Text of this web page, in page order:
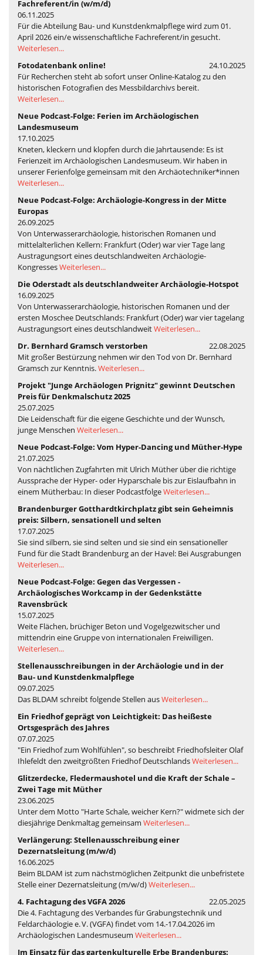
Fachreferent/in (w/m/d)
06.11.2025
Für die Abteilung Bau- und Kunstdenkmalpflege wird zum 01.
April 2026 ein/e wissenschaftliche Fachreferent/in gesucht.
Weiterlesen...
Fotodatenbank online!
24.10.2025
Für Recherchen steht ab sofort unser Online-Katalog zu den
historischen Fotografien des Messbildarchivs bereit.
Weiterlesen...
Neue Podcast-Folge: Ferien im Archäologischen
Landesmuseum
17.10.2025
Kneten, kleckern und klopfen durch die Jahrtausende: Es ist
Ferienzeit im Archäologischen Landesmuseum. Wir haben in
unserer Ferienfolge gemeinsam mit den Archäotechniker*innen
Weiterlesen...
Neue Podcast-Folge: Archäologie-Kongress in der Mitte
Europas
26.09.2025
Von Unterwasserarchäologie, historischen Romanen und
mittelalterlichen Kellern: Frankfurt (Oder) war vier Tage lang
Austragungsort eines deutschlandweiten Archäologie-
KongressesWeiterlesen...
Die Oderstadt als deutschlandweiter Archäologie-Hotspot
16.09.2025
Von Unterwasserarchäologie, historischen Romanen und der
ersten Moschee Deutschlands: Frankfurt (Oder) war vier tagelang
Austragungsort eines deutschlandweitWeiterlesen...
Dr. Bernhard Gramsch verstorben
22.08.2025
Mit großer Bestürzung nehmen wir den Tod von Dr. Bernhard
Gramsch zur Kenntnis.Weiterlesen...
Projekt "Junge Archäologen Prignitz" gewinnt Deutschen
Preis für Denkmalschutz 2025
25.07.2025
Die Leidenschaft für die eigene Geschichte und der Wunsch,
junge Menschen Weiterlesen...
Neue Podcast-Folge: Vom Hyper-Dancing und Müther-Hype
21.07.2025
Von nächtlichen Zugfahrten mit Ulrich Müther über die richtige
Aussprache der Hyper- oder Hyparschale bis zur Eislaufbahn in
einem Mütherbau: In dieser PodcastfolgeWeiterlesen...
Brandenburger Gotthardtkirchplatz gibt sein Geheimnis
preis: Silbern, sensationell und selten
17.07.2025
Sie sind silbern, sie sind selten und sie sind ein sensationeller
Fund für die Stadt Brandenburg an der Havel: Bei Ausgrabungen
Weiterlesen...
Neue Podcast-Folge: Gegen das Vergessen -
Archäologisches Workcamp in der Gedenkstätte
Ravensbrück
15.07.2025
Weite Flächen, brüchiger Beton und Vogelgezwitscher und
mittendrin eine Gruppe von internationalen Freiwilligen.
Weiterlesen...
Stellenausschreibungen in der Archäologie und in der
Bau- und Kunstdenkmalpflege
09.07.2025
Das BLDAM schreibt folgende Stellen ausWeiterlesen...
Ein Friedhof geprägt von Leichtigkeit: Das heißeste
Ortsgespräch des Jahres
07.07.2025
"Ein Friedhof zum Wohlfühlen", so beschreibt Friedhofsleiter Olaf
Ihlefeldt den zweitgrößten Friedhof DeutschlandsWeiterlesen...
Glitzerdecke, Fledermaushotel und die Kraft der Schale –
Zwei Tage mit Müther
23.06.2025
Unter dem Motto "Harte Schale, weicher Kern?" widmete sich der
diesjährige Denkmaltag gemeinsam Weiterlesen...
Verlängerung: Stellenausschreibung einer
Dezernatsleitung (m/w/d)
16.06.2025
Beim BLDAM ist zum nächstmöglichen Zeitpunkt die unbefristete
Stelle einer Dezernatsleitung (m/w/d)Weiterlesen...
4. Fachtagung des VGFA 2026
22.05.2025
Die 4. Fachtagung des Verbandes für Grabungstechnik und
Feldarchäologie e. V. (VGFA) findet vom 14.-17.04.2026 im
Archäologischen Landesmuseum Weiterlesen...
Im Einsatz für das gartenkulturelle Erbe Brandenburgs: